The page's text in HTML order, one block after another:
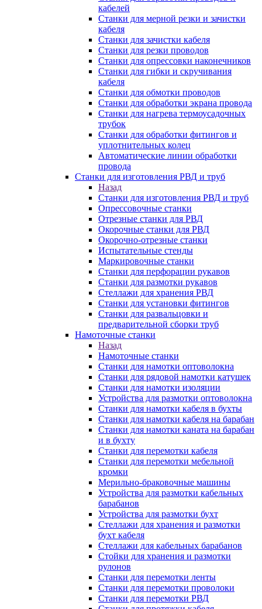
кабелей
Станки для мерной резки и зачистки
кабеля
Станки для зачистки кабеля
Станки для резки проводов
Станки для опрессовки наконечников
Станки для гибки и скручивания
кабеля
Станки для обмотки проводов
Станки для обработки экрана провода
Станки для нагрева термоусадочных
трубок
Станки для обработки фитингов и
уплотнительных колец
Автоматические линии обработки
провода
Станки для изготовления РВД и труб
Назад
Станки для изготовления РВД и труб
Опрессовочные станки
Отрезные станки для РВД
Окорочные станки для РВД
Окорочно-отрезные станки
Испытательные стенды
Маркировочные станки
Станки для перфорации рукавов
Станки для размотки рукавов
Стеллажи для хранения РВД
Станки для установки фитингов
Станки для развальцовки и
предварительной сборки труб
Намоточные станки
Назад
Намоточные станки
Станки для намотки оптоволокна
Станки для рядовой намотки катушек
Станки для намотки изоляции
Устройства для размотки оптоволокна
Станки для намотки кабеля в бухты
Станки для намотки кабеля на барабан
Станки для намотки каната на барабан
и в бухту
Станки для перемотки кабеля
Станки для перемотки мебельной
кромки
Мерильно-браковочные машины
Устройства для размотки кабельных
барабанов
Устройства для размотки бухт
Стеллажи для хранения и размотки
бухт кабеля
Стеллажи для кабельных барабанов
Стойки для хранения и размотки
рулонов
Станки для перемотки ленты
Станки для перемотки проволоки
Станки для перемотки РВД